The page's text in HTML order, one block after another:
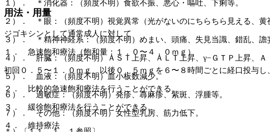
１）． ＊消化器：（頻度不明）食欲不振、悪心・嘔吐、下痢等。
２）． ＊眼：（頻度不明）視覚異常（光がないのにちらちら見える、黄
３）． ＊精神神経系：（頻度不明）めまい、頭痛、失見当識、錯乱、譫
４）． 肝臓：（頻度不明）ＡＳＴ上昇、ＡＬＴ上昇、γ−ＧＴＰ上昇、Ａ
５）． 血液：（頻度不明）血小板数減少。
６）． 過敏症：（頻度不明）発疹、蕁麻疹、紫斑、浮腫等。
７）． その他：（頻度不明）女性型乳房、筋力低下。
用法・用量
ジゴキシンとして通常成人に対して
１． 急速飽和療法（飽和量：１．０〜４．０ｍｇ）
初回０．５〜１．０ｍｇ、以後０．５ｍｇを６〜８時間ごとに経口投与し
２． 比較的急速飽和療法を行うことができる。
３． 緩徐飽和療法を行うことができる。
４． 維持療法